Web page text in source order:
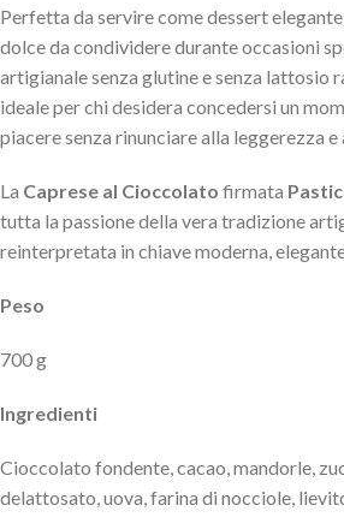
Perfetta da servire come dessert
dolce da condividere durante occasioni
artigianale senza glutine e senza lattosio
ideale per chi desidera concedersi un
piacere senza rinunciare alla leggerezza e
La Caprese al Cioccolato firmata
tutta la passione della vera tradizione
reinterpretata in chiave moderna,
Peso
700 g
Ingredienti
Cioccolato fondente, cacao, mandorle,
delattosato, uova, farina di nocciole,